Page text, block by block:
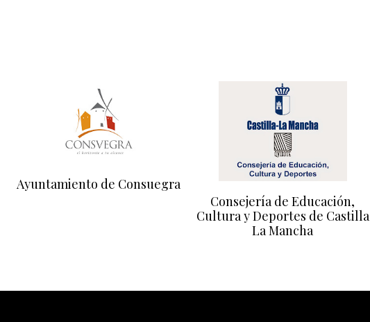
Ayuntamiento de Consuegra
Consejería de Educación,
Cultura y Deportes de Castilla
La Mancha